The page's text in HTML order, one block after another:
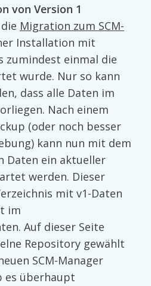
von Version 1
Migration zum SCM-
Installation mit
zumindest einmal die
wurde. Nur so kann
dass alle Daten im
Nach einem
(oder noch besser
kann nun mit dem
Daten ein aktueller
werden. Dieser
mit v1-Daten
im
Auf dieser Seite
Repository gewählt
SCM-Manager
es überhaupt